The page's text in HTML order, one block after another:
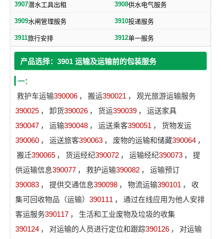
3907潜水工具出租 3908供水电气服务
3909水闸管理服务 3910投递服务
3911旅行安排 3912单一服务
产品选择：3901 运输及运输前的包装服务
一：
救护车运输390006 ， 搬运390021 ，
观光旅游运输服务
390025 ， 卸货390026 ， 货运390039 ，
运送家具
390047 ， 运输390048 ， 运送乘客390051 ，
货物发运
390060 ， 运送旅客390063 ， 废物的运输和储藏390064 ，
搬迁390065 ， 货运经纪390072 ， 运输经纪390073 ，
提
供运输信息390077 ， 救护运输390082 ，
运输预订
390083 ， 提供交通信息390098 ， 物流运输390101 ，
收
集可回收物品（运输） 390111 ，
通过在线应用为他人安排
客运服务390117 ，
生活和工业废物及垃圾的收集
390124 ， 对运输的人员进行定位和跟踪390126 ，
对运输